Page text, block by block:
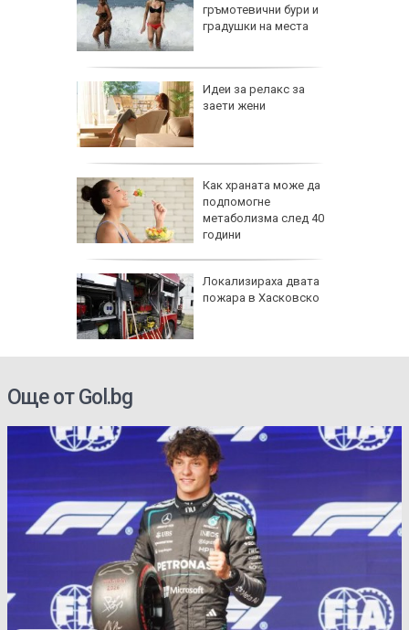
гръмотевични бури и
градушки на места
Идеи за релакс за
заети жени
Как храната може да
подпомогне
метаболизма след 40
години
Локализираха двата
пожара в Хасковско
Още от Gol.bg